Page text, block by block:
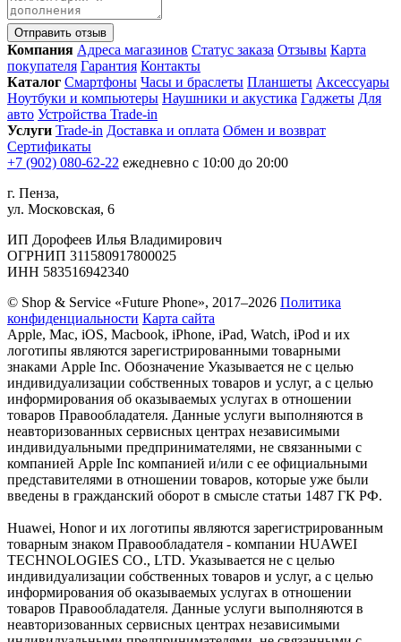
Отправить отзыв
Компания Адреса магазинов Статус заказа Отзывы Карта
покупателя Гарантия Контакты
Каталог Смартфоны Часы и браслеты Планшеты Аксессуары
Ноутбуки и компьютеры Наушники и акустика Гаджеты Для
авто Устройства Trade-in
Услуги Trade-in Доставка и оплата Обмен и возврат
Сертификаты
+7 (902) 080-62-22 ежедневно с 10:00 до 20:00
г. Пенза,
ул. Московская, 6
ИП Дорофеев Илья Владимирович
ОГРНИП 311580917800025
ИНН 583516942340
© Shop & Service «Future Phone», 2017–2026 Политика
конфиденциальности Карта сайта
Apple, Mac, iOS, Macbook, iPhone, iPad, Watch, iPod и их
логотипы являются зарегистрированными товарными
знаками Apple Inc. Обозначение Указывается не с целью
индивидуализации собственных товаров и услуг, а с целью
информирования об оказываемых услугах в отношении
товаров Правообладателя. Данные услуги выполняются в
неавторизованных сервисных центрах независимыми
индивидуальными предпринимателями, не связанными с
компанией Apple Inc компанией и/или с ее официальными
представителями в отношении товаров, которые уже были
введены в гражданский оборот в смысле статьи 1487 ГК РФ.
Huawei, Honor и их логотипы являются зарегистрированным
товарным знаком Правообладателя - компании HUAWEI
TECHNOLOGIES CO., LTD. Указывается не с целью
индивидуализации собственных товаров и услуг, а с целью
информирования об оказываемых услугах в отношении
товаров Правообладателя. Данные услуги выполняются в
неавторизованных сервисных центрах независимыми